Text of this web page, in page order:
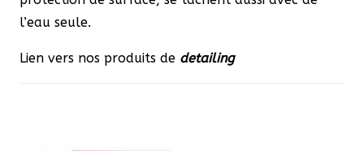
l’eau seule.
Lien vers nos produits de detailing